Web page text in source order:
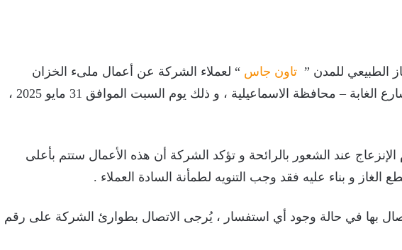
الطبيعي للمدن ” تاون جاس “ لعملاء الشركة عن أعمال ملىء الخزان
الرئيسي بمحطة تخفيض الضغط بشارع الغابة – محافظة الاسماعيلية ، و ذلك يوم السبت الموافق 31 مايو 2025 ،
عند الشعور بالرائحة و تؤكد الشركة أن هذه الأعمال ستتم بأعلى
الغاز و بناء عليه فقد وجب التنويه لطمأنة السادة العملاء .
بها في حالة وجود أي استفسار ، يُرجى الاتصال بطوارئ الشركة على رقم